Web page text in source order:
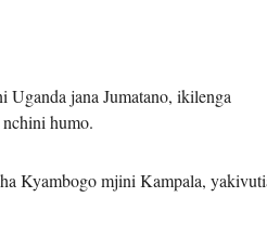
jana Jumatano, ikilenga
humo.
Kyambogo mjini Kampala,